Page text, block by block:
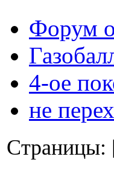
Форум
4-ое
не
Страницы: